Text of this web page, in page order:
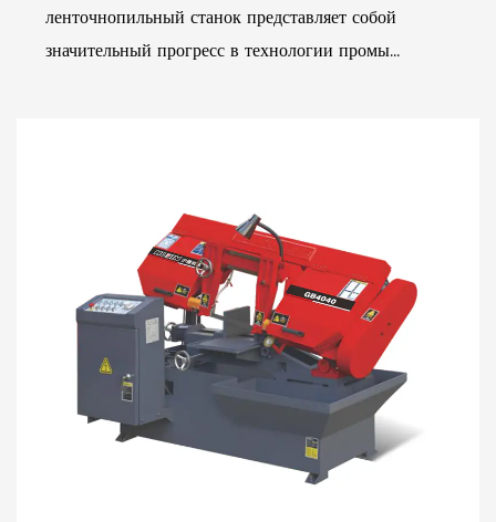
ленточнопильный станок представляет собой
значительный прогресс в технологии промы...